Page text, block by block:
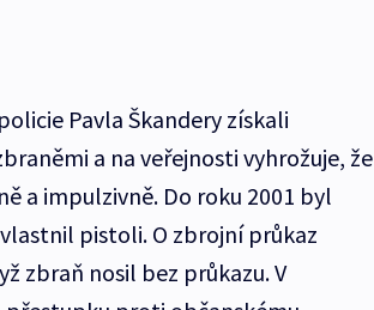
Pavla Škandery získali
a na veřejnosti vyhrožuje, že
a impulzivně. Do roku 2001 byl
pistoli. O zbrojní průkaz
zbraň nosil bez průkazu. V